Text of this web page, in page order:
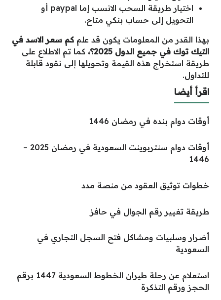
اختيار طريقة السحب الانسب إما paypal أو
التحويل إلى حساب بنكي متاح.
بهذا القدر من المعلومات يكون قد علم كم سعر الاسد في
التيك توك في جميع الدول 2025؟،
كما تم الاطلاع على
طريقة استخراج هذه القيمة وتحويلها إلى نقود قابلة
للتداول.
اقرأ أيضا
أوقات دوام بنده في رمضان 1446
أوقات دوام سنتربوينت السعودية في رمضان 2025 –
1446
خطوات توثيق العقود من منصة مدد
طريقة تغيير رقم الجوال في حافز
أضرار وسلبيات ومشاكل فتح السجل التجاري في
السعودية
استعلام عن رحلة طيران الخطوط السعودية 1447 برقم
الحجز ورقم التذكرة